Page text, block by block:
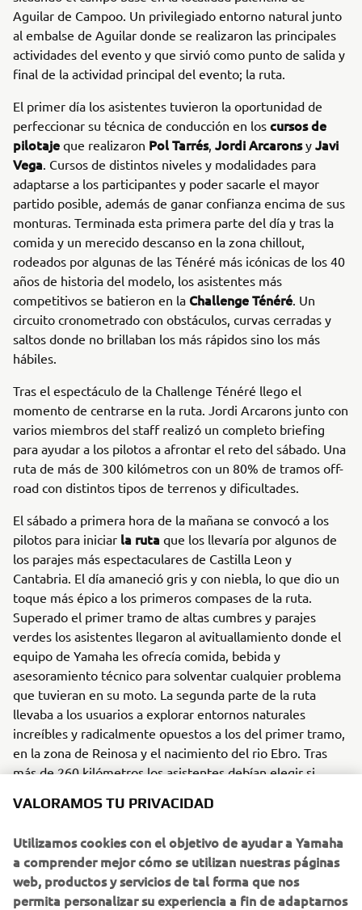
Aguilar de Campoo. Un privilegiado entorno natural junto
al embalse de Aguilar donde se realizaron las principales
actividades del evento y que sirvió como punto de salida y
final de la actividad principal del evento; la ruta.
El primer día los asistentes tuvieron la oportunidad de
perfeccionar su técnica de conducción en los cursos de
pilotaje que realizaron Pol Tarrés, Jordi Arcaronsy Javi
Vega. Cursos de distintos niveles y modalidades para
adaptarse a los participantes y poder sacarle el mayor
partido posible, además de ganar confianza encima de sus
monturas. Terminada esta primera parte del día y tras la
comida y un merecido descanso en la zona chillout,
rodeados por algunas de las Ténéré más icónicas de los 40
años de historia del modelo, los asistentes más
competitivos se batieron en la Challenge Ténéré. Un
circuito cronometrado con obstáculos, curvas cerradas y
saltos donde no brillaban los más rápidos sino los más
hábiles.
Tras el espectáculo de la Challenge Ténéré llego el
momento de centrarse en la ruta. Jordi Arcarons junto con
varios miembros del staff realizó un completo briefing
para ayudar a los pilotos a afrontar el reto del sábado. Una
ruta de más de 300 kilómetros con un 80% de tramos off-
road con distintos tipos de terrenos y dificultades.
El sábado a primera hora de la mañana se convocó a los
pilotos para iniciar la ruta que los llevaría por algunos de
los parajes más espectaculares de Castilla Leon y
Cantabria. El día amaneció gris y con niebla, lo que dio un
toque más épico a los primeros compases de la ruta.
Superado el primer tramo de altas cumbres y parajes
verdes los asistentes llegaron al avituallamiento donde el
equipo de Yamaha les ofrecía comida, bebida y
asesoramiento técnico para solventar cualquier problema
que tuvieran en su moto. La segunda parte de la ruta
llevaba a los usuarios a explorar entornos naturales
increíbles y radicalmente opuestos a los del primer tramo,
en la zona de Reinosa y el nacimiento del rio Ebro. Tras
más de 260 kilómetros los asistentes debían elegir si
Aquellos que afrontaron el reto completo, se encontraron
bordeaba el embalse de Aguilar con subidas y bajadas
técnicas, zonas de arena blanda y un entorno totalmente
virgen hasta cruzar la meta de esta edición.
VALORAMOS TU PRIVACIDAD
Utilizamos cookies con el objetivo de ayudar a Yamaha
a comprender mejor cómo se utilizan nuestras páginas
web, productos y servicios de tal forma que nos
permita personalizar su experiencia a fin de adaptarnos